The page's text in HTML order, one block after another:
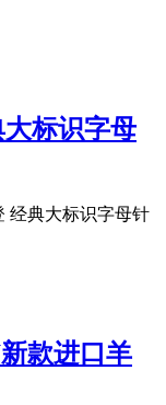
标识字母
经典大标识字母针
款进口羊